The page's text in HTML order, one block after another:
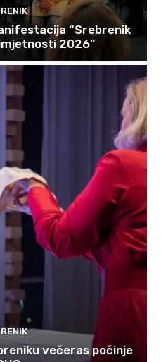
“Srebrenik
2026”
večeras počinje